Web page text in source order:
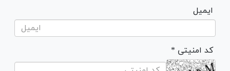
ایمیل
* کد امنیتی